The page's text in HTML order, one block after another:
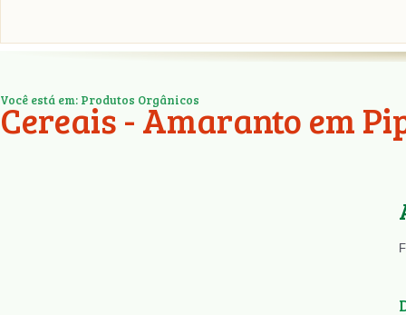
Você está em: Produtos Orgânicos
Cereais - Amaranto em